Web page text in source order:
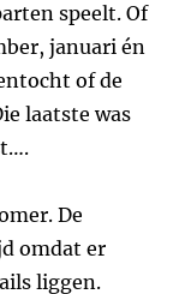
speelt. Of
januari én
of de
laatste was
De
omdat er
liggen.